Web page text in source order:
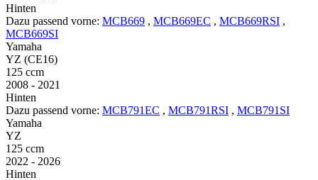
Hinten
Dazu passend vorne: MCB669 , MCB669EC , MCB669RSI ,
MCB669SI
Yamaha
YZ (CE16)
125 ccm
2008 - 2021
Hinten
Dazu passend vorne: MCB791EC , MCB791RSI , MCB791SI
Yamaha
YZ
125 ccm
2022 - 2026
Hinten